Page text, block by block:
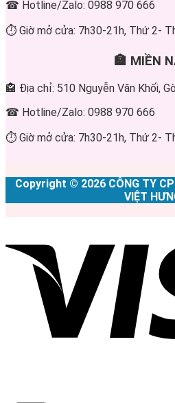
☎ Hotline/Zalo: 0988 970 666
⏱ Giờ mở cửa: 7h30-21h, Thứ 2-
🏣 MIỀN
🏤 Địa chỉ: 510 Nguyễn Văn Khối,
☎ Hotline/Zalo: 0988 970 666
⏱ Giờ mở cửa: 7h30-21h, Thứ 2-
Copyright © 2026 CÔNG TY
VIỆT